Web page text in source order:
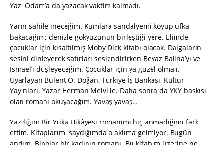
Yazı Odam’a da yazacak vaktim kalmadı.
Yarın sahile ineceğim. Kumlara sandalyemi koyup ufka
bakacağım; denizle gökyüzünün birleştiği yere. Elimde
çocuklar için kısaltılmış Moby Dick kitabı olacak. Dalgaların
sesini dinleyerek satırları seslendirirken Beyaz Balina’yı ve
Ismael’i düşleyeceğim. Çocuklar için ya güzel olmalı.
Uyarlayan Bülent O. Doğan, Türkiye İş Bankası, Kültür
Yayınları. Yazar Herman Melville. Daha sonra da YKY baskısı
olan romanı okuyacağım. Yavaş yavaş…
Yazdığım Bir Yuka Hikâyesi romanımı hiç anmadığımı fark
ettim. Kitaplarımı saydığımda o aklıma gelmiyor. Bugün